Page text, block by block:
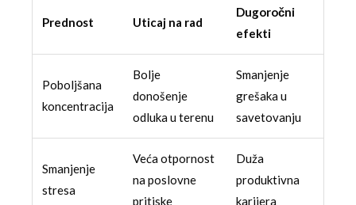
Prednost Uticaj na rad
Dugoročni
efekti
Poboljšana
koncentracija
Bolje
donošenje
odluka u terenu
Smanjenje
grešaka u
savetovanju
Smanjenje
stresa
Veća otpornost
na poslovne
pritiske
Duža
produktivna
karijera